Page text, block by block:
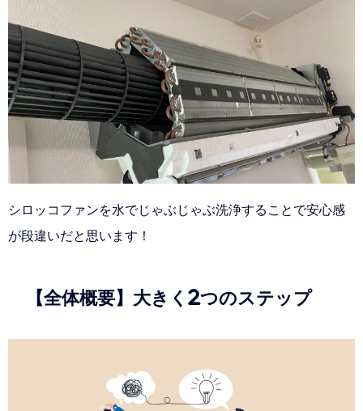
シロッコファンを水でじゃぶじゃぶ洗浄することで安心感
が段違いだと思います！
【全体概要】大きく2つのステップ